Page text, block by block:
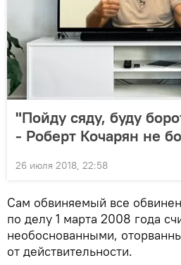
"Пойду сяду, буду
- Роберт Кочарян не
26 июля 2018, 22:58
Сам обвиняемый все
по делу 1 марта 2008 года
необоснованными,
от действительности.